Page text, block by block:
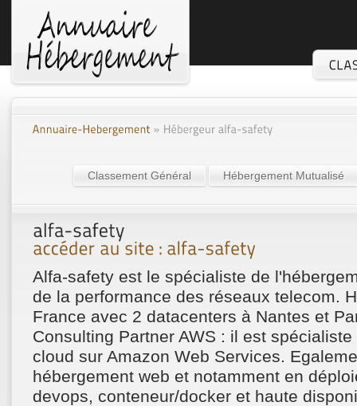
Classement Général Hébergement Mutualisé
Alfa-safety est le spécialiste de
de la performance des réseaux telecom.
France avec 2 datacenters à Nantes et
Consulting Partner AWS : il est
cloud sur Amazon Web Services.
hébergement web et notamment en
devops, conteneur/docker et haute